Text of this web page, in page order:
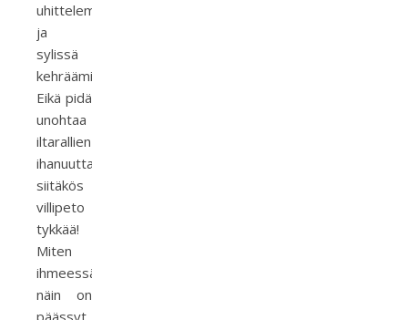
uhitteleminen
ja
sylissä
kehrääminen.
Eikä pidä
unohtaa
iltarallien
ihanuutta,
siitäkös
villipeto
tykkää!
Miten
ihmeessä
näin on
päässyt